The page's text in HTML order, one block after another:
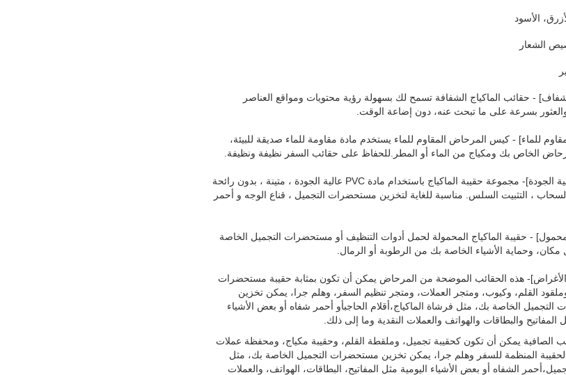
الأسود
الشعار
- حقائب الماكياج الشفافة تسمح لك بسهولة رؤية محتويات ومواقع العناصر
بسرعة على ما تبحث عنه، دون إضاعة الوقت.
للماء] - كيس المرحاض المقاوم للماء يستخدم مادة مقاومة للماء صديقة للبيئة،
الخاص بك ومكياج من الماء أو المطر.للحفاظ على حقائب السفر نظيفة ونظيفة.
* [مواد عالية الجودة]- مجموعة حقيبة الماكياج باستخدام مادة PVC عالية الجودة ، متينة ، بدون رائحة
، التثبيت السلس. مناسبة للغاية لتخزين مستحضرات التجميل ، قناع الوجه و أحمر
- حقيبة الماكياج المحمولة لحمل أدوات التنظيف أو مستحضرات التجميل الخاصة
وحماية الأشياء الخاصة بك من الرطوبة أو الرمال.
هذه الحقائب الموضحة من المرحاض يمكن أن تكون بمثابة حقيبة مستحضرات
القلم، وكيوب، ومتجر العملات، ومتجر تنظيم السفر، وهلم جرا، يمكن تخزين
الخاصة بك، مثل فرشاة الماكياج،أقلام الحاجبأو أحمر شفاه أو بعض الأشياء
المفاتيح والبطاقات والهواتف والعملات النقدية وما إلى ذلك.
الصافية يمكن أن تكون كحقيبة تجميل، وملقطة القلم، وحقيبة مكياج، ومحفظة عملات
المنظمة للسفر وهلم جرا، يمكن تخزين مستحضرات التجميل الخاصة بك، مثل
الشفاه أو بعض الأشياء اليومية مثل المفاتيح، البطاقات، الهواتف، والعملات